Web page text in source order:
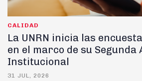
CALIDAD
La UNRN inicia las
en el marco de su Segunda
Institucional
31 JUL, 2026